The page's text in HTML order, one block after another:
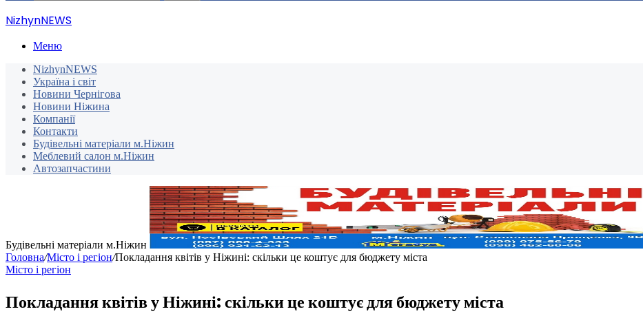
NizhynNEWS
Меню
NizhynNEWS
Україна і світ
Новини Чернігова
Новини Ніжина
Компанії
Контакти
Будівельні матеріали м.Ніжин
Меблевий салон м.Ніжин
Автозапчастини
Будівельні матеріали м.Ніжин
Головна/Місто і регіон/Покладання квітів у Ніжині: скільки це коштує для бюджету міста
Місто і регіон
Покладання квітів у Ніжині: скільки це коштує для бюджету міста